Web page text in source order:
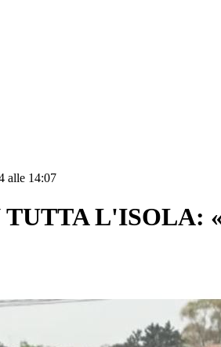
alle 14:07
L'ISOLA: